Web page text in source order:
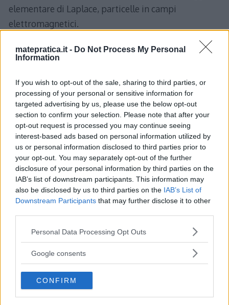
matepratica.it - Do Not Process My Personal
Information
If you wish to opt-out of the sale, sharing to third parties, or
processing of your personal or sensitive information for
targeted advertising by us, please use the below opt-out
section to confirm your selection. Please note that after your
opt-out request is processed you may continue seeing
interest-based ads based on personal information utilized by
us or personal information disclosed to third parties prior to
your opt-out. You may separately opt-out of the further
disclosure of your personal information by third parties on the
IAB’s list of downstream participants. This information may
also be disclosed by us to third parties on the IAB’s List of
Downstream Participants that may further disclose it to other
Please note that this website/app uses one or more Google
not limited to your visit or usage behaviour. You may click to
use your data for below specified purposes in below Google
consent section.
Personal Data Processing Opt Outs
Google consents
CONFIRM
elementare di Laplace, particelle in campi
elettromagnetici.
Esercizi svolti sulle Forze magnetiche:
Forze magnetiche – Esercizio 1(forza di Lorentz,
selettore di velocità, campo elettromagnetico, forza
elettrica, condensatore)
Forze magnetiche – Esercizio 2(Effetto Hall, forza di
Lorentz, forza elettrica, densità corrente, velocità
deriva, campo elettrico)
Forze magnetiche – Esercizio 3(momento
meccanico, momento di dipolo magnetico, forza
peso, seconda legge Laplace)
Forze magnetiche – Esercizio 4(bilancia magnetica,
forza magnetica su circuito, seconda legge Laplace)
Forze magnetiche – Esercizio 5(seconda legge di
Laplace, interazione filo spira, equilibrio, forza
agente)